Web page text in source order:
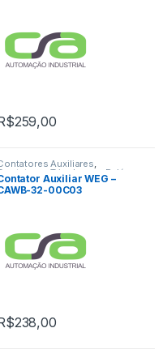
259,00
Auxiliares,
Tripolares e Relés
Auxiliar WEG –
32-00C03
238,00